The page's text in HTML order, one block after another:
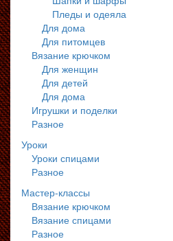
Пледы и одеяла
Для дома
Для питомцев
Вязание крючком
Для женщин
Для детей
Для дома
Игрушки и поделки
Разное
Уроки
Уроки спицами
Разное
Мастер-классы
Вязание крючком
Вязание спицами
Разное